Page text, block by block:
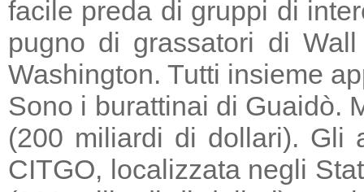
facile preda di gruppi di
pugno di grassatori di
Washington. Tutti insieme
Sono i burattinai di Guaidò.
(200 miliardi di dollari). Gli
CITGO, localizzata negli